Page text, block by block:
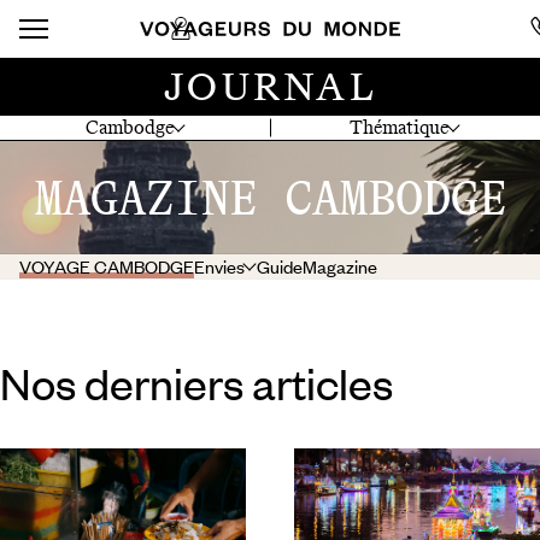
Cambodge Thématique
JOURNAL
MAGAZINE CAMBODGE
VOYAGE CAMBODGEEnvies GuideMagazine
Nos derniers articles